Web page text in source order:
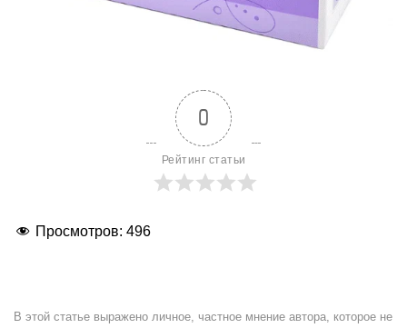
0
Рейтинг статьи
Просмотров: 496
В этой статье выражено личное, частное мнение автора, которое не